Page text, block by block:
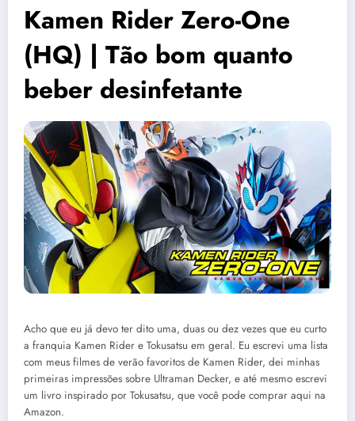
Kamen Rider Zero-One
(HQ) | Tão bom quanto
beber desinfetante
Acho que eu já devo ter dito uma, duas ou dez vezes que eu curto
a franquia Kamen Rider e Tokusatsu em geral. Eu escrevi uma lista
com meus filmes de verão favoritos de Kamen Rider, dei minhas
primeiras impressões sobre Ultraman Decker, e até mesmo escrevi
um livro inspirado por Tokusatsu, que você pode comprar aqui na
Amazon.